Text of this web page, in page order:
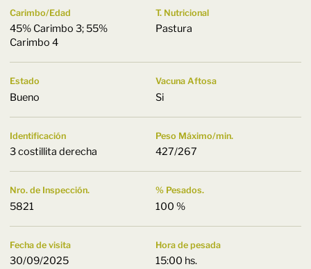
Carimbo/Edad
45% Carimbo 3; 55%
Carimbo 4
T. Nutricional
Pastura
Estado
Bueno
Vacuna Aftosa
Si
Identificación
3 costillita derecha
Peso Máximo/min.
427/267
Nro. de Inspección.
5821
% Pesados.
100 %
Fecha de visita
30/09/2025
Hora de pesada
15:00 hs.